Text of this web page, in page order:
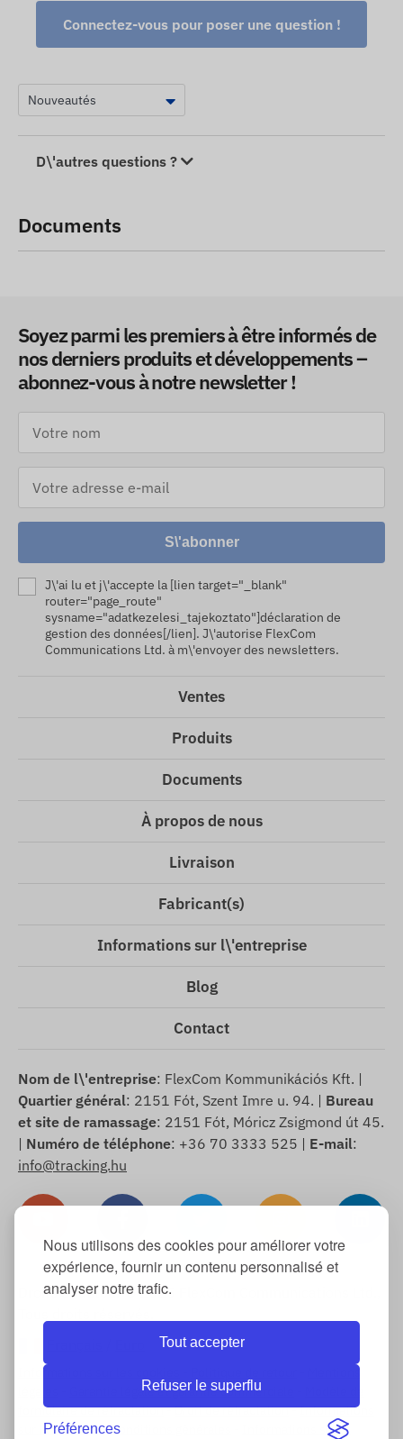
Nous utilisons des cookies pour améliorer votre
expérience, fournir un contenu personnalisé et
analyser notre trafic.
Tout accepter
Refuser le superflu
Préférences
Connectez-vous pour poser une question !
D\'autres questions ?
Documents
Soyez parmi les premiers à être informés de
nos derniers produits et développements –
abonnez-vous à notre newsletter !
S\'abonner
J\'ai lu et j\'accepte la [lien target="_blank"
router="page_route"
sysname="adatkezelesi_tajekoztato"]déclaration de
gestion des données[/lien]. J\'autorise FlexCom
Communications Ltd. à m\'envoyer des newsletters.
Ventes
Produits
Documents
À propos de nous
Livraison
Fabricant(s)
Informations sur l\'entreprise
Blog
Contact
Nom de l\'entreprise: FlexCom Kommunikációs Kft. |
Quartier général: 2151 Fót, Szent Imre u. 94. | Bureau
et site de ramassage: 2151 Fót, Móricz Zsigmond út 45.
| Numéro de téléphone: +36 70 3333 525 | E-mail:
info@tracking.hu
Droits d\'auteur © 2025 FlexCom Communications Ltd.,
Informations sur les cookies
Mentions
Garantie légale et garantie commerciale
formulaire de rétractation-Droit de rétractation-Informations
sur la livraison-Conditions générales Informations sur le